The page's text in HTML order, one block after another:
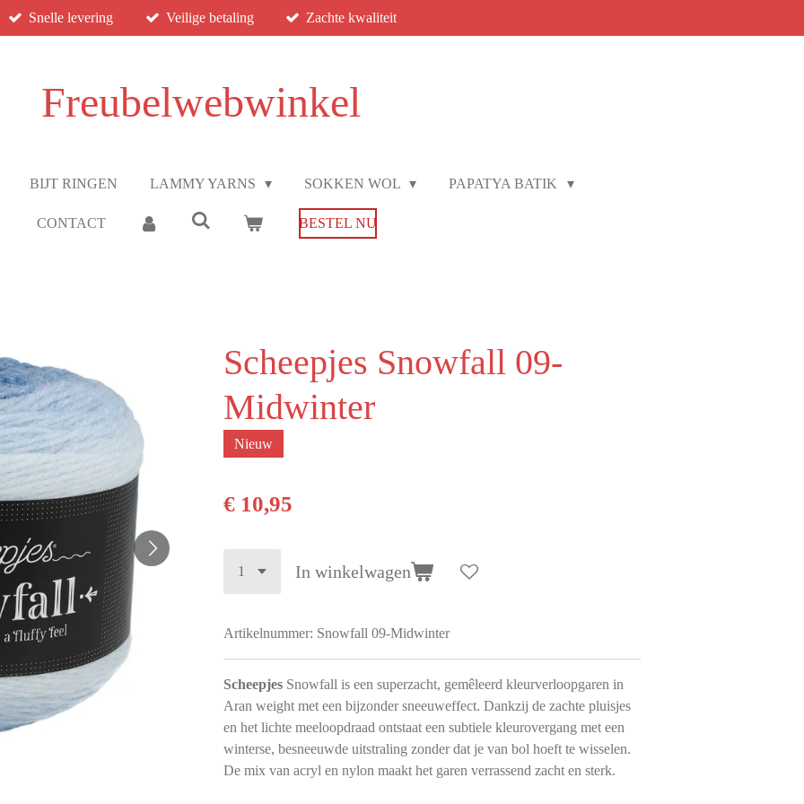
Snelle levering Veilige betaling Zachte kwaliteit
Freubelwebwinkel
BIJT RINGEN LAMMY YARNS SOKKEN WOL PAPATYA BATIK
CONTACT BESTEL NU
Scheepjes Snowfall 09-
Midwinter
Nieuw
€ 10,95
In winkelwagen
Artikelnummer: Snowfall 09-Midwinter
Scheepjes Snowfall is een superzacht, gemêleerd kleurverloopgaren in
Aran weight met een bijzonder sneeuweffect. Dankzij de zachte pluisjes
en het lichte meeloopdraad ontstaat een subtiele kleurovergang met een
winterse, besneeuwde uitstraling zonder dat je van bol hoeft te wisselen.
De mix van acryl en nylon maakt het garen verrassend zacht en sterk.